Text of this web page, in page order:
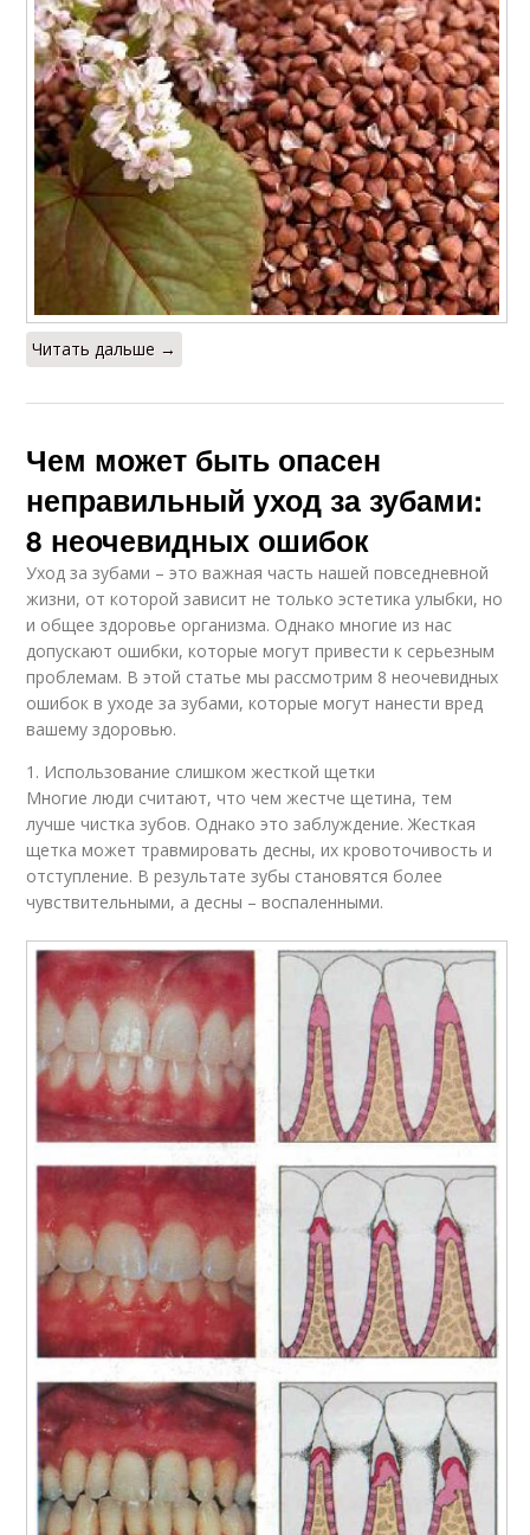
Читать дальше →
Чем может быть опасен
неправильный уход за зубами:
8 неочевидных ошибок
Уход за зубами – это важная часть нашей повседневной
жизни, от которой зависит не только эстетика улыбки, но
и общее здоровье организма. Однако многие из нас
допускают ошибки, которые могут привести к серьезным
проблемам. В этой статье мы рассмотрим 8 неочевидных
ошибок в уходе за зубами, которые могут нанести вред
вашему здоровью.
1. Использование слишком жесткой щетки
Многие люди считают, что чем жестче щетина, тем
лучше чистка зубов. Однако это заблуждение. Жесткая
щетка может травмировать десны, их кровоточивость и
отступление. В результате зубы становятся более
чувствительными, а десны – воспаленными.